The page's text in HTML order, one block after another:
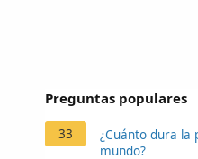
Preguntas populares
33
¿Cuánto dura la
mundo?